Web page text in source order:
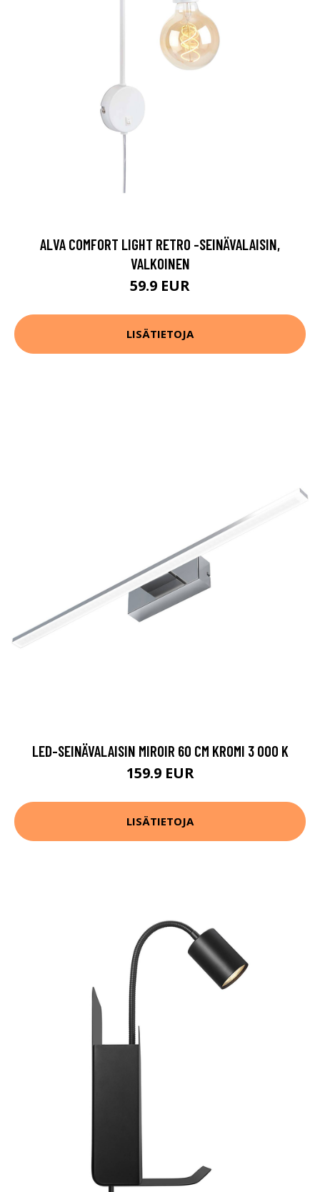
ALVA COMFORT LIGHT RETRO -SEINÄVALAISIN,
VALKOINEN
59.9 EUR
LISÄTIETOJA
LED-SEINÄVALAISIN MIROIR 60 CM KROMI 3 000 K
159.9 EUR
LISÄTIETOJA